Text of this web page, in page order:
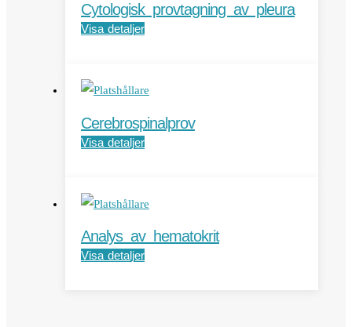
Cytologisk provtagning av pleura
Visa detaljer
Cerebrospinalprov
Visa detaljer
Analys av hematokrit
Visa detaljer